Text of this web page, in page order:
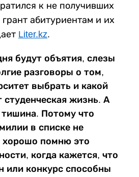
к не получивших
абитуриентам и их
Liter.kz.
будут объятия, слезы
разговоры о том,
выбрать и какой
студенческая жизнь. А
тишина. Потому что
в списке не
хорошо помню это
когда кажется, что
или конкурс способны